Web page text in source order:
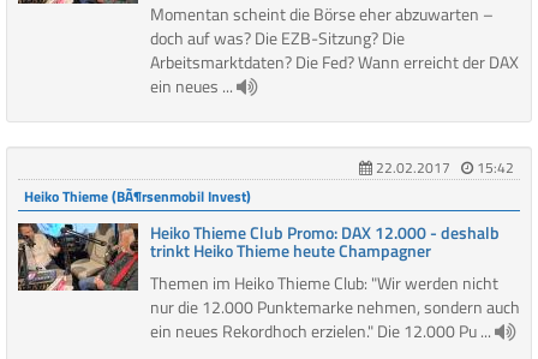
Momentan scheint die Börse eher abzuwarten –
doch auf was? Die EZB-Sitzung? Die
Arbeitsmarktdaten? Die Fed? Wann erreicht der DAX
ein neues ...
22.02.2017
15:42
Heiko Thieme (BÃ¶rsenmobil Invest)
Heiko Thieme Club Promo: DAX 12.000 - deshalb
trinkt Heiko Thieme heute Champagner
Themen im Heiko Thieme Club: "Wir werden nicht
nur die 12.000 Punktemarke nehmen, sondern auch
ein neues Rekordhoch erzielen." Die 12.000 Pu ...